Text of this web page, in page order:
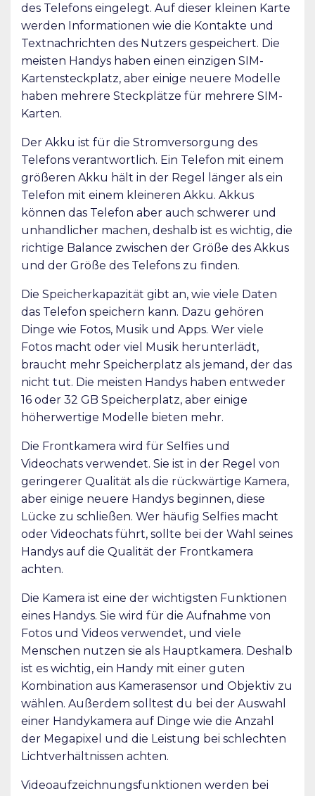
des Telefons eingelegt. Auf dieser kleinen Karte
werden Informationen wie die Kontakte und
Textnachrichten des Nutzers gespeichert. Die
meisten Handys haben einen einzigen SIM-
Kartensteckplatz, aber einige neuere Modelle
haben mehrere Steckplätze für mehrere SIM-
Karten.
Der Akku ist für die Stromversorgung des
Telefons verantwortlich. Ein Telefon mit einem
größeren Akku hält in der Regel länger als ein
Telefon mit einem kleineren Akku. Akkus
können das Telefon aber auch schwerer und
unhandlicher machen, deshalb ist es wichtig, die
richtige Balance zwischen der Größe des Akkus
und der Größe des Telefons zu finden.
Die Speicherkapazität gibt an, wie viele Daten
das Telefon speichern kann. Dazu gehören
Dinge wie Fotos, Musik und Apps. Wer viele
Fotos macht oder viel Musik herunterlädt,
braucht mehr Speicherplatz als jemand, der das
nicht tut. Die meisten Handys haben entweder
16 oder 32 GB Speicherplatz, aber einige
höherwertige Modelle bieten mehr.
Die Frontkamera wird für Selfies und
Videochats verwendet. Sie ist in der Regel von
geringerer Qualität als die rückwärtige Kamera,
aber einige neuere Handys beginnen, diese
Lücke zu schließen. Wer häufig Selfies macht
oder Videochats führt, sollte bei der Wahl seines
Handys auf die Qualität der Frontkamera
achten.
Die Kamera ist eine der wichtigsten Funktionen
eines Handys. Sie wird für die Aufnahme von
Fotos und Videos verwendet, und viele
Menschen nutzen sie als Hauptkamera. Deshalb
ist es wichtig, ein Handy mit einer guten
Kombination aus Kamerasensor und Objektiv zu
wählen. Außerdem solltest du bei der Auswahl
einer Handykamera auf Dinge wie die Anzahl
der Megapixel und die Leistung bei schlechten
Lichtverhältnissen achten.
Videoaufzeichnungsfunktionen werden bei